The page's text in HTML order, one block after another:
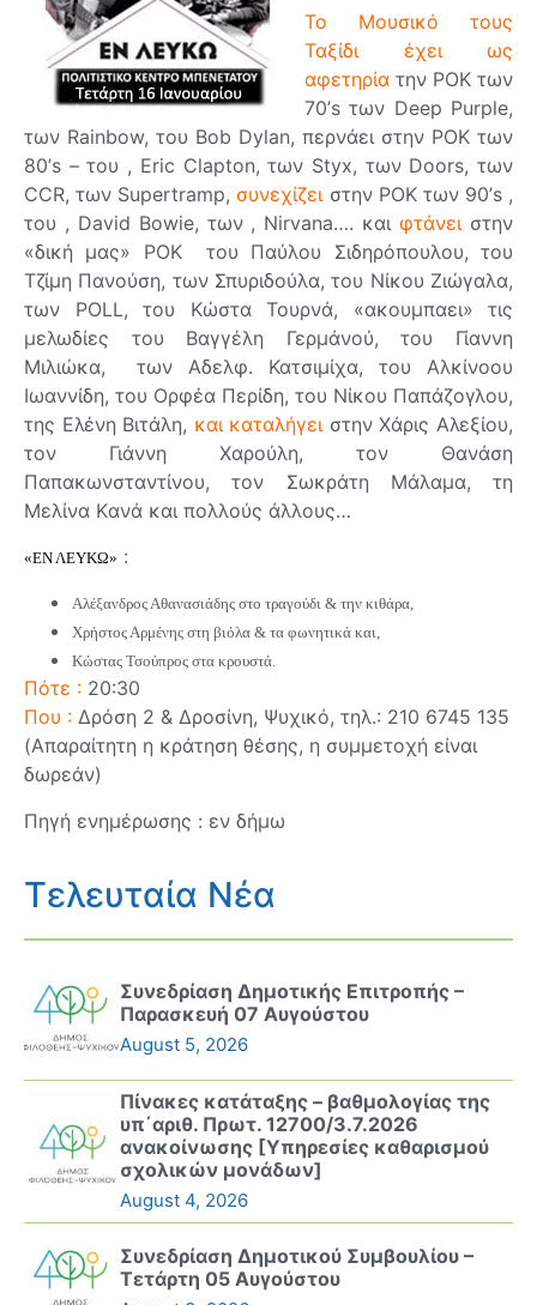
Το Μουσικό τους
Ταξίδι έχει ως
αφετηρία την ΡΟΚ των
70’s των Deep Purple,
των Rainbow, του Bob Dylan, περνάει στην ΡΟΚ των
80’s – του , Eric Clapton, των Styx, των Doors, των
CCR, των Supertramp, συνεχίζει στην ΡΟΚ των 90’s ,
του , David Bowie, των , Nirvana…. καιφτάνει στην
«δική μας» ΡΟΚ του Παύλου Σιδηρόπουλου, του
Τζίμη Πανούση, των Σπυριδούλα, του Νίκου Ζιώγαλα,
των POLL, του Κώστα Τουρνά, «ακουμπαει» τις
μελωδίες του Βαγγέλη Γερμάνού, του Γίαννη
Μιλιώκα, των Αδελφ. Κατσιμίχα, του Αλκίνοου
Ιωαννίδη, του Ορφέα Περίδη, του Νίκου Παπάζογλου,
της Ελένη Βιτάλη, και καταλήγει στην Χάρις Αλεξίου,
τον Γιάννη Χαρούλη, τον Θανάση
Παπακωνσταντίνου, τον Σωκράτη Μάλαμα, τη
Μελίνα Kανά και πολλούς άλλους…
«ΕΝ ΛΕΥΚΩ» :
Αλέξανδρος Αθανασιάδης στο τραγούδι & την κιθάρα,
Χρήστος Αρμένης στη βιόλα & τα φωνητικά και,
Κώστας Τσούπρος στα κρουστά.
Πότε : 20:30
Που : Δρόση 2 & Δροσίνη, Ψυχικό, τηλ.: 210 6745 135
(Απαραίτητη η κράτηση θέσης, η συμμετοχή είναι
δωρεάν)
Πηγή ενημέρωσης : εν δήμω
Τελευταία Νέα
Συνεδρίαση Δημοτικής Επιτροπής –
Παρασκευή 07 Αυγούστου
August 5, 2026
Πίνακες κατάταξης – βαθμολογίας της
υπ΄αριθ. Πρωτ. 12700/3.7.2026
ανακοίνωσης [Υπηρεσίες καθαρισμού
σχολικών μονάδων]
August 4, 2026
Συνεδρίαση Δημοτικού Συμβουλίου –
Τετάρτη 05 Αυγούστου